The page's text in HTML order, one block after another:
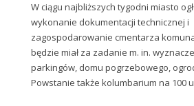
W ciągu najbliższych tygodni miasto
wykonanie dokumentacji technicznej i
zagospodarowanie cmentarza
będzie miał za zadanie m. in.
parkingów, domu pogrzebowego,
Powstanie także kolumbarium na 100